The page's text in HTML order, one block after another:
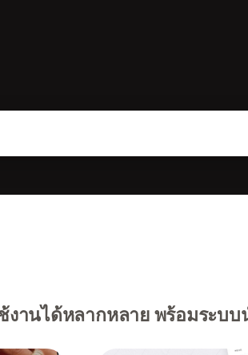
งานได้หลากหลาย พร้อมระบบ